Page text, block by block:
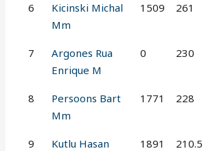
6
Kicinski Michal
Mm
1509 261
7
Argones Rua
Enrique M
0 230
8
Persoons Bart
Mm
1771 228
9
Kutlu Hasan
1891 210.5